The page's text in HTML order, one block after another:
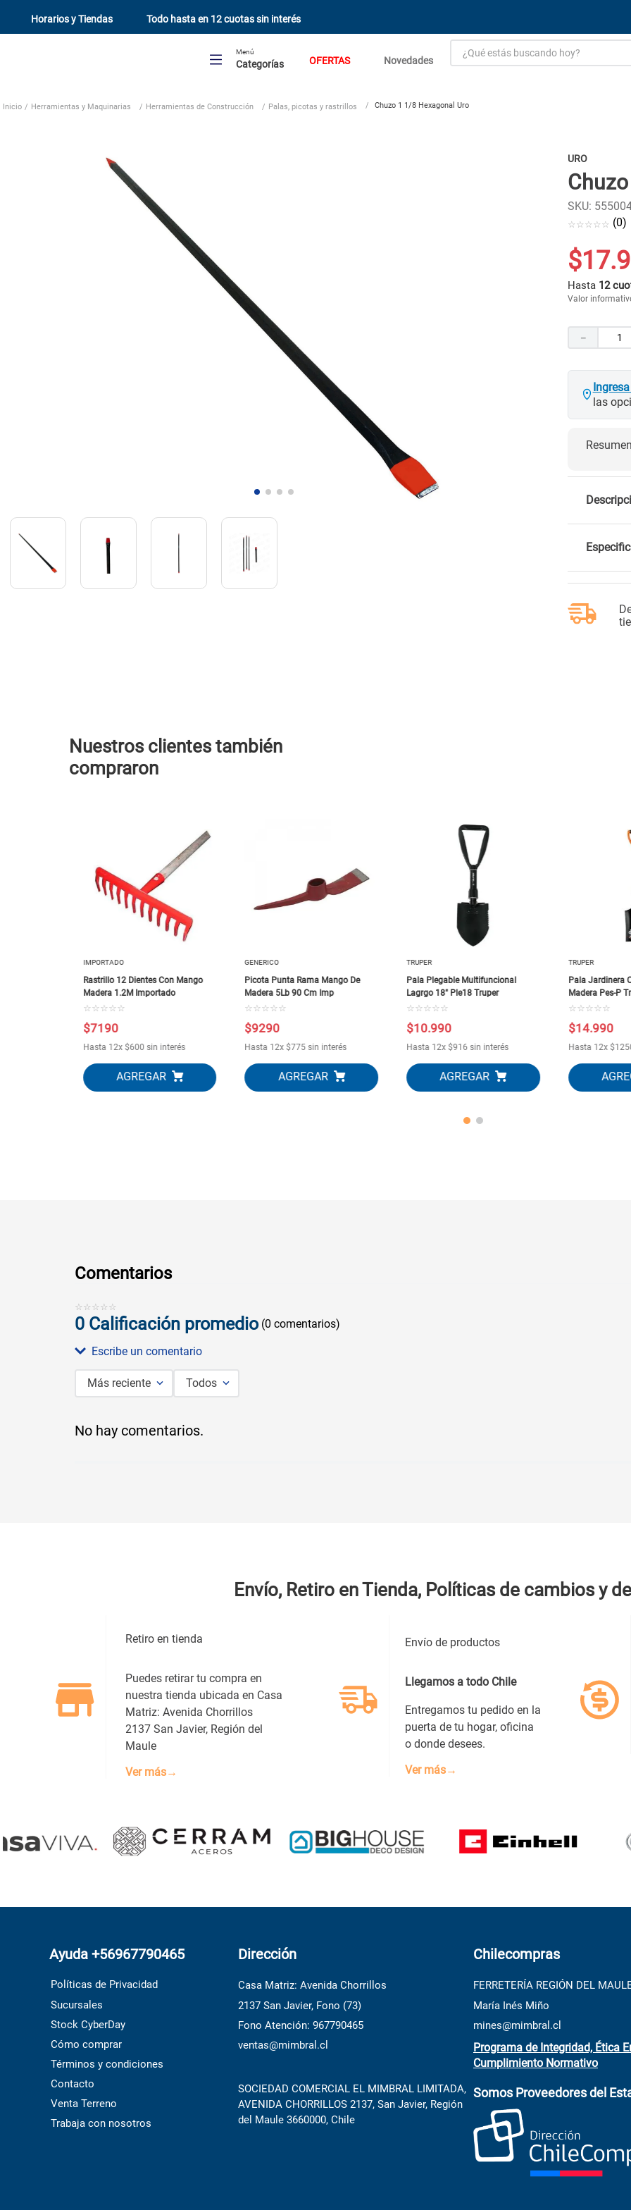
Horarios y Tiendas Todo hasta en 12 cuotas sin interés
Menú
Categorías OFERTAS Novedades
¿Qué estás buscando hoy?
Herramientas y Maquinarias Herramientas de Construcción Palas, picotas y rastrillos Chuzo 1 1/8 Hexagonal Uro
URO
SKU:
☆ ☆ ☆ ☆ ☆ (0)
$17.
Hasta 12
Valor
－
las
Nuestros clientes también
compraron
IMPORTADO
Rastrillo 12 Dientes Con Mango
Madera 1.2M Importado
☆☆☆☆☆
$7190
Hasta 12x $600 sin interés
GENERICO
Picota Punta Rama Mango De
Madera 5Lb 90 Cm Imp
☆☆☆☆☆
$9290
Hasta 12x $775 sin interés
TRUPER
Pala Plegable Multifuncional
Lagrgo 18" Ple18 Truper
☆☆☆☆☆
$10.990
Hasta 12x $916 sin interés
TRUPER
Pala Jardinera
Madera Pes-P
☆☆☆☆☆
$14.990
Hasta 12x $
Comentarios
☆ ☆ ☆ ☆ ☆
0 Calificación promedio (0 comentarios)
Escribe un comentario
Título
Más reciente Todos
No hay comentarios.
Envío, Retiro en Tienda, Políticas de cambios y
Retiro en tienda
Puedes retirar tu compra en
nuestra tienda ubicada en Casa
Matriz: Avenida Chorrillos
2137 San Javier, Región del
Maule
Ver más→
Envío de productos
Llegamos a todo Chile
Entregamos tu pedido en la
puerta de tu hogar, oficina
o donde desees.
Ver más→
Ayuda +56967790465
Políticas de Privacidad
Sucursales
Stock CyberDay
Cómo comprar
Términos y condiciones
Contacto
Venta Terreno
Trabaja con nosotros
Dirección
Casa Matriz: Avenida Chorrillos
2137 San Javier, Fono (73)
Fono Atención: 967790465
ventas@mimbral.cl
SOCIEDAD COMERCIAL EL MIMBRAL LIMITADA,
AVENIDA CHORRILLOS 2137, San Javier, Región
del Maule 3660000, Chile
Chilecompras
FERRETERÍA REGIÓN DEL
María Inés Miño
mines@mimbral.cl
Programa de Integridad, Ética
Cumplimiento Normativo
Somos Proveedores del
1.
estacion carga flowmak